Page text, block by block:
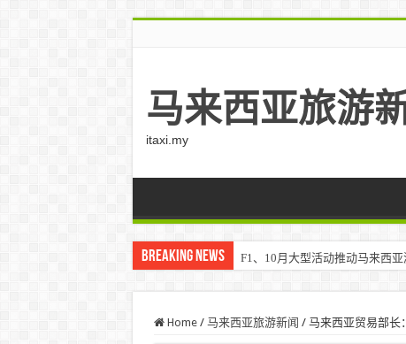
马来西亚旅游
itaxi.my
Breaking News F1、10月大型活动推动马来西
Home / 马来西亚旅游新闻 / 马来西亚贸易部长